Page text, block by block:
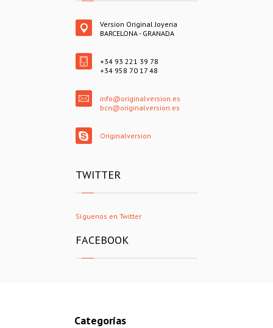
Version Original Joyeria
BARCELONA - GRANADA
+34 93 221 39 78
+34 958 70 17 48
info@originalversion.es
bcn@originalversion.es
Originalversion
TWITTER
Síguenos en Twitter
FACEBOOK
Categorías